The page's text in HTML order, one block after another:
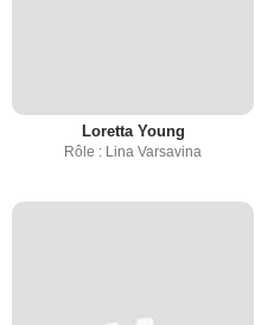
Loretta Young
Rôle : Lina Varsavina